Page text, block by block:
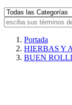
Portada
HIERBAS Y
BUEN